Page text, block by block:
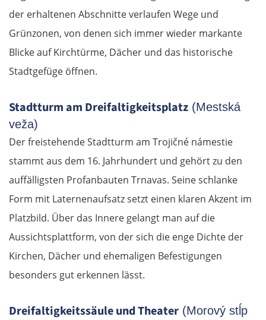
der erhaltenen Abschnitte verlaufen Wege und
Grünzonen, von denen sich immer wieder markante
Blicke auf Kirchtürme, Dächer und das historische
Stadtgefüge öffnen.
Stadtturm am Dreifaltigkeitsplatz (Mestská
veža)
Der freistehende Stadtturm am Trojičné námestie
stammt aus dem 16. Jahrhundert und gehört zu den
auffälligsten Profanbauten Trnavas. Seine schlanke
Form mit Laternenaufsatz setzt einen klaren Akzent im
Platzbild. Über das Innere gelangt man auf die
Aussichtsplattform, von der sich die enge Dichte der
Kirchen, Dächer und ehemaligen Befestigungen
besonders gut erkennen lässt.
Dreifaltigkeitssäule und Theater (Morový stĺp